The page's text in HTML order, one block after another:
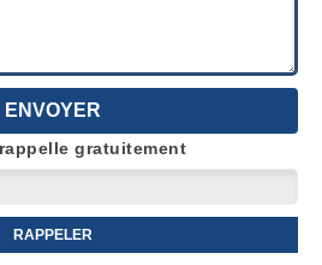
gratuitement